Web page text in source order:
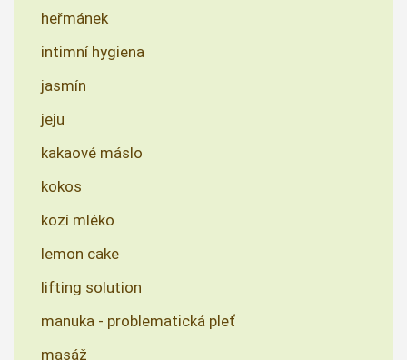
heřmánek
intimní hygiena
jasmín
jeju
kakaové máslo
kokos
kozí mléko
lemon cake
lifting solution
manuka - problematická pleť
masáž